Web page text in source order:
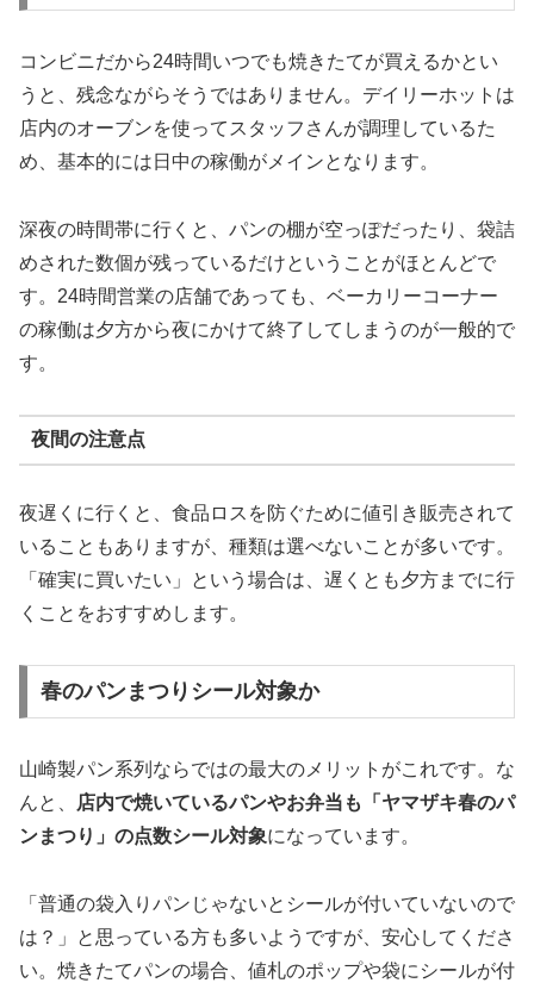
コンビニだから24時間いつでも焼きたてが買えるかとい
うと、残念ながらそうではありません。デイリーホットは
店内のオーブンを使ってスタッフさんが調理しているた
め、基本的には日中の稼働がメインとなります。
深夜の時間帯に行くと、パンの棚が空っぽだったり、袋詰
めされた数個が残っているだけということがほとんどで
す。24時間営業の店舗であっても、ベーカリーコーナー
の稼働は夕方から夜にかけて終了してしまうのが一般的で
す。
夜間の注意点
夜遅くに行くと、食品ロスを防ぐために値引き販売されて
いることもありますが、種類は選べないことが多いです。
「確実に買いたい」という場合は、遅くとも夕方までに行
くことをおすすめします。
春のパンまつりシール対象か
山崎製パン系列ならではの最大のメリットがこれです。な
んと、 店内で焼いているパンやお弁当も「ヤマザキ春のパ
ンまつり」の点数シール対象になっています。
「普通の袋入りパンじゃないとシールが付いていないので
は？」と思っている方も多いようですが、安心してくださ
い。焼きたてパンの場合、値札のポップや袋にシールが付